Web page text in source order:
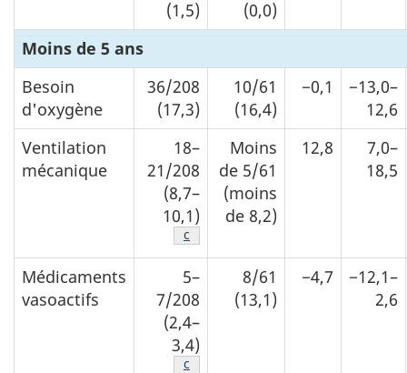
(1,5)
(0,0)
Moins de 5 ans
Besoin
d'oxygène
36/208
(17,3)
10/61
(16,4)
−0,1
−13,0–
12,6
Ventilation
mécanique
18–
21/208
(8,7–
10,1)
Note de bas de page
c
Moins
de 5/61
(moins
de 8,2)
12,8
7,0–
18,5
Médicaments
vasoactifs
5–
7/208
(2,4–
3,4)
Note de bas de page
c
8/61
(13,1)
−4,7
−12,1–
2,6